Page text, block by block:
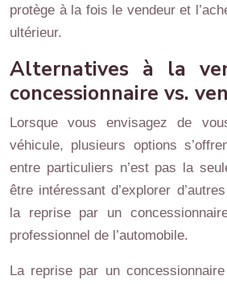
protège à la fois le vendeur et
ultérieur.
Alternatives à la
concessionnaire vs.
Lorsque vous envisagez de
véhicule, plusieurs options
entre particuliers n’est pas la
être intéressant d’explorer
la reprise par un
professionnel de l’automobile.
La reprise par un concessionnaire